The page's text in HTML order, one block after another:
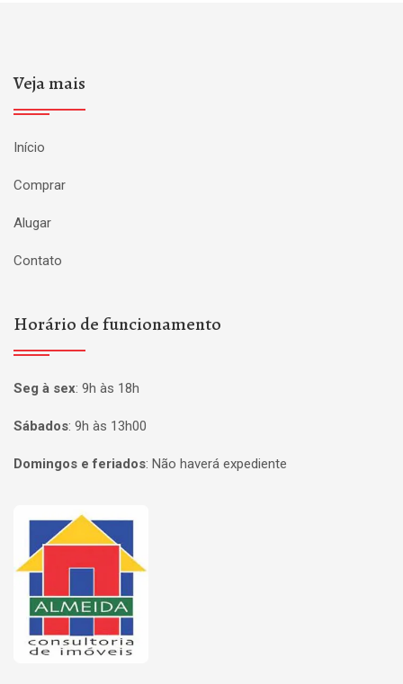
Veja mais
Início
Comprar
Alugar
Contato
Horário de funcionamento
Seg à sex: 9h às 18h
Sábados: 9h às 13h00
Domingos e feriados: Não haverá expediente
Página inicial